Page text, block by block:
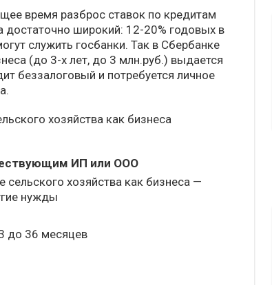
время разброс ставок по кредитам
достаточно широкий: 12-20% годовых в
служить госбанки. Так в Сбербанке
(до 3-х лет, до 3 млн.руб.) выдается
беззалоговый и потребуется личное
хозяйства как бизнеса
ИП или ООО
сельского хозяйства как бизнеса —
нужды
до 36 месяцев